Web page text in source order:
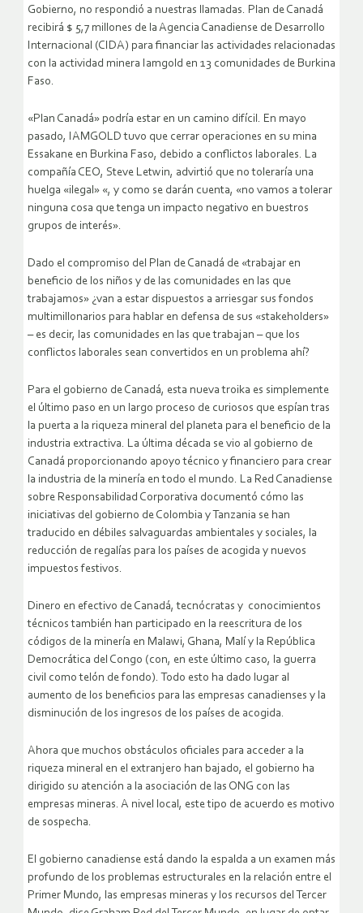
Gobierno, no respondió a nuestras llamadas. Plan de Canadá
recibirá $ 5,7 millones de la Agencia Canadiense de Desarrollo
Internacional (CIDA) para financiar las actividades relacionadas
con la actividad minera Iamgold en 13 comunidades de Burkina
Faso.
«Plan Canadá» podría estar en un camino difícil. En mayo
pasado, IAMGOLD tuvo que cerrar operaciones en su mina
Essakane en Burkina Faso, debido a conflictos laborales. La
compañía CEO, Steve Letwin, advirtió que no toleraría una
huelga «ilegal» «, y como se darán cuenta, «no vamos a tolerar
ninguna cosa que tenga un impacto negativo en buestros
grupos de interés».
Dado el compromiso del Plan de Canadá de «trabajar en
beneficio de los niños y de las comunidades en las que
trabajamos» ¿van a estar dispuestos a arriesgar sus fondos
multimillonarios para hablar en defensa de sus «stakeholders»
– es decir, las comunidades en las que trabajan – que los
conflictos laborales sean convertidos en un problema ahí?
Para el gobierno de Canadá, esta nueva troika es simplemente
el último paso en un largo proceso de curiosos que espían tras
la puerta a la riqueza mineral del planeta para el beneficio de la
industria extractiva. La última década se vio al gobierno de
Canadá proporcionando apoyo técnico y financiero para crear
la industria de la minería en todo el mundo. La Red Canadiense
sobre Responsabilidad Corporativa documentó cómo las
iniciativas del gobierno de Colombia y Tanzania se han
traducido en débiles salvaguardas ambientales y sociales, la
reducción de regalías para los países de acogida y nuevos
impuestos festivos.
Dinero en efectivo de Canadá, tecnócratas y conocimientos
técnicos también han participado en la reescritura de los
códigos de la minería en Malawi, Ghana, Malí y la República
Democrática del Congo (con, en este último caso, la guerra
civil como telón de fondo). Todo esto ha dado lugar al
aumento de los beneficios para las empresas canadienses y la
disminución de los ingresos de los países de acogida.
Ahora que muchos obstáculos oficiales para acceder a la
riqueza mineral en el extranjero han bajado, el gobierno ha
dirigido su atención a la asociación de las ONG con las
empresas mineras. A nivel local, este tipo de acuerdo es motivo
de sospecha.
El gobierno canadiense está dando la espalda a un examen más
profundo de los problemas estructurales en la relación entre el
Primer Mundo, las empresas mineras y los recursos del Tercer